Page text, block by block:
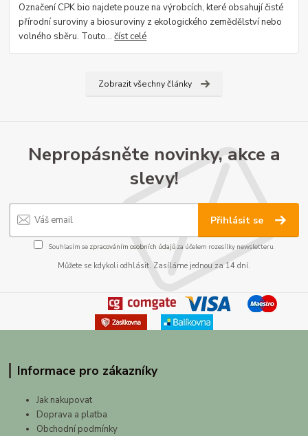
Označení CPK bio najdete pouze na výrobcích, které obsahují čisté
přírodní suroviny a biosuroviny z ekologického zemědělství nebo
volného sběru. Touto...číst celé
Zobrazit všechny články
Nepropásněte novinky, akce a
slevy!
Přihlásit se
Souhlasím se zpracováním osobních údajůza účelem rozesílky newsletteru.
Můžete se kdykoli odhlásit. Zasíláme jednou za 14 dní.
Informace pro zákazníky
Jak nakupovat
Doprava a platba
Obchodní podmínky